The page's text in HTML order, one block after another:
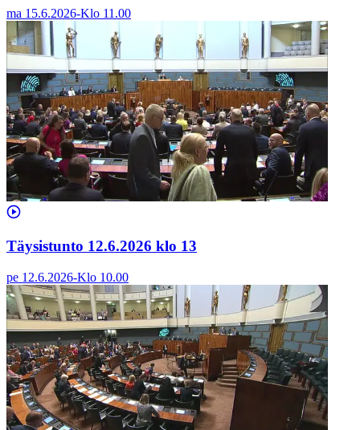
ma 15.6.2026-Klo 11.00
Täysistunto 12.6.2026 klo 13
pe 12.6.2026-Klo 10.00